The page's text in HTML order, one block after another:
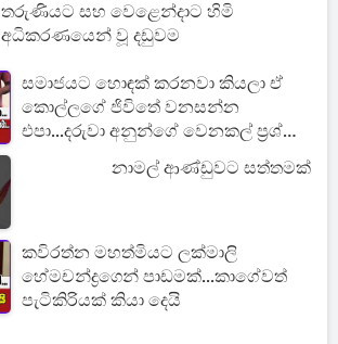
තරුණියට සහ වෙළෙන්දාට හිමි
අධිකරණයෙන් වූ දඩුවම
සමාජයට හොඳක් කරනවා කියලා ඒ
කොල්ලගේ ජිවිතේ වනසන්න
එපා...දරුවා අනුන්ගේ වෙනකල් ප්‍රශ්න
හොඳට පේනවා...
නාමල් ආණ්ඩුවට සත්තමක්
කවිරත්න මහත්මියට ලක්මාලි
හේමචන්ද්‍රගෙන් පාඩමක්...කාගේවත්
පැටිකිරියක් කියා දෙයි